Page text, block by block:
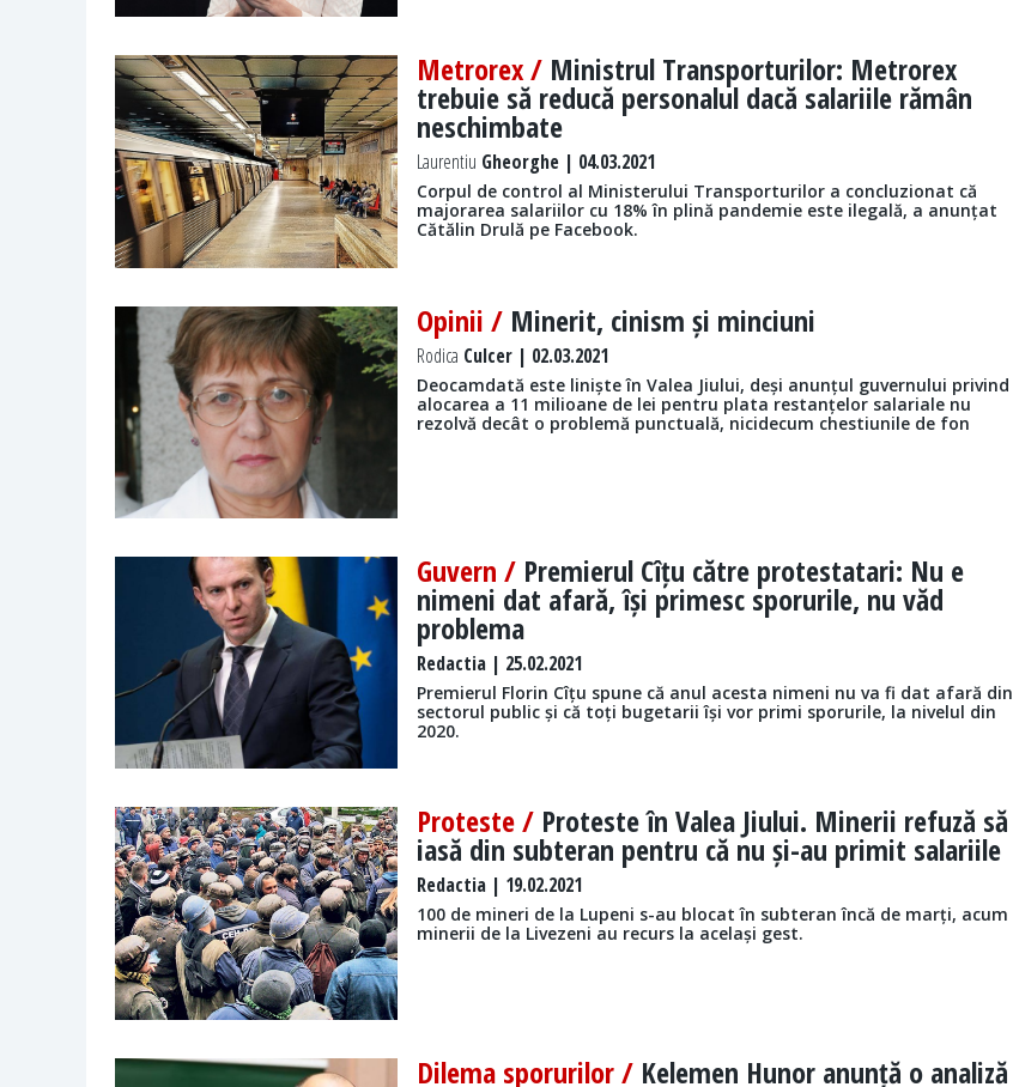
Metrorex / Ministrul Transporturilor: Metrorex
trebuie să reducă personalul dacă salariile rămân
neschimbate
Laurentiu Gheorghe | 04.03.2021
Corpul de control al Ministerului Transporturilor a concluzionat că
majorarea salariilor cu 18% în plină pandemie este ilegală, a anunțat
Cătălin Drulă pe Facebook.
Opinii / Minerit, cinism și minciuni
Rodica Culcer | 02.03.2021
Deocamdată este liniște în Valea Jiului, deși anunțul guvernului privind
alocarea a 11 milioane de lei pentru plata restanțelor salariale nu
rezolvă decât o problemă punctuală, nicidecum chestiunile de fon
Guvern / Premierul Cîțu către protestatari: Nu e
nimeni dat afară, își primesc sporurile, nu văd
problema
Redactia | 25.02.2021
Premierul Florin Cîțu spune că anul acesta nimeni nu va fi dat afară din
sectorul public și că toți bugetarii își vor primi sporurile, la nivelul din
2020.
Proteste / Proteste în Valea Jiului. Minerii refuză să
iasă din subteran pentru că nu și-au primit salariile
Redactia | 19.02.2021
100 de mineri de la Lupeni s-au blocat în subteran încă de marți, acum
minerii de la Livezeni au recurs la același gest.
Dilema sporurilor / Kelemen Hunor anunță o analiză